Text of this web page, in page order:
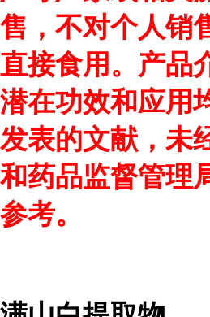
售，不对个人销
直接食用。产品
潜在功效和应用
发表的文献，未
和药品监督管理
参考。